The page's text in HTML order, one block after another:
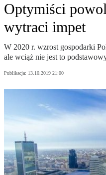
Optymiści
wytraci impet
W 2020 r. wzrost gospodarki
ale wciąż nie jest to
Publikacja: 13.10.2019 21:00